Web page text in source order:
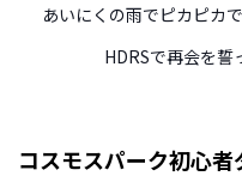
あいにくの雨でピカピカ
HDRSで再会を誓
コスモスパーク初心